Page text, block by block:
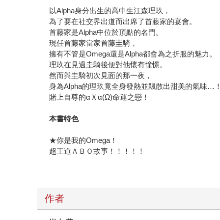
首藤家是Alpha中位於頂點的名門。
現任首藤家當家首藤圭騎，
擁有不管是Omega還是Alpha都會為之折服的魅力。
理玖在見過圭騎後便對他懷有憧憬。
然而與圭騎初次見面的那一夜，
身為Alpha的理玖竟全身發熱並飄散出甜美的氣味…
賭上自尊的αＸα(Ω)命運之戀！
本書特色
★你是我的Omega！
岩本 薰